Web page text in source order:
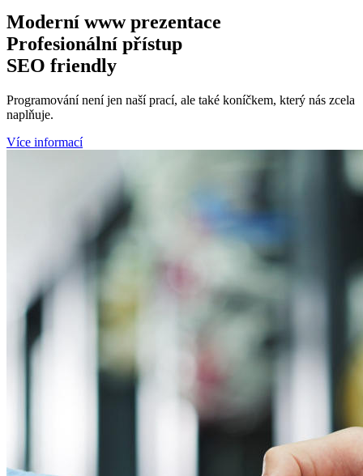
Moderní wwwprezentace
Profesionální přístup
SEO friendly
Programování není jen naší prací, ale také koníčkem, který nás zcela
naplňuje.
Více informací